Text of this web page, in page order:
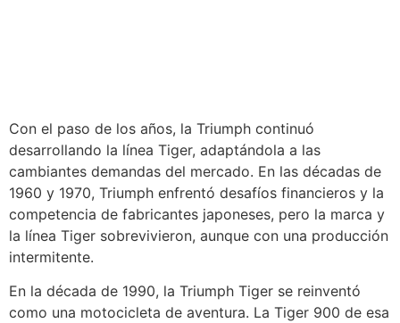
Con el paso de los años, la Triumph continuó
desarrollando la línea Tiger, adaptándola a las
cambiantes demandas del mercado. En las décadas de
1960 y 1970, Triumph enfrentó desafíos financieros y la
competencia de fabricantes japoneses, pero la marca y
la línea Tiger sobrevivieron, aunque con una producción
intermitente.
En la década de 1990, la Triumph Tiger se reinventó
como una motocicleta de aventura. La Tiger 900 de esa